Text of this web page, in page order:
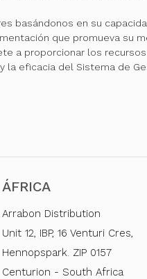
basándonos en su
que promueva su
a proporcionar los
la eficacia del Sistema de
ÁFRICA
Arrabon Distribution
Unit 12, IBP, 16 Venturi Cres,
Hennopspark. ZIP 0157
Centurion - South Africa